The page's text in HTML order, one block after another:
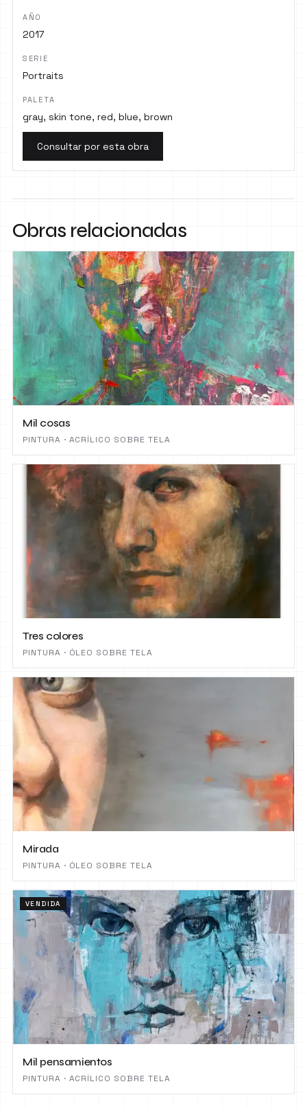
AÑO
2017
SERIE
Portraits
PALETA
gray, skin tone, red, blue, brown
Consultar por esta obra
Obras relacionadas
Mil cosas
PINTURA · ACRÍLICO SOBRE TELA
Tres colores
PINTURA · ÓLEO SOBRE TELA
Mirada
PINTURA · ÓLEO SOBRE TELA
VENDIDA
Mil pensamientos
PINTURA · ACRÍLICO SOBRE TELA